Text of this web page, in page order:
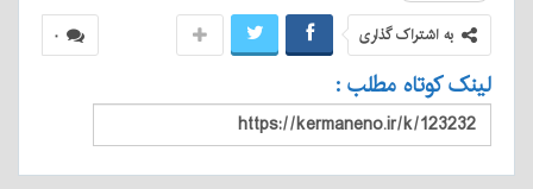
۰ به اشتراک گذاری
لینک کوتاه مطلب :